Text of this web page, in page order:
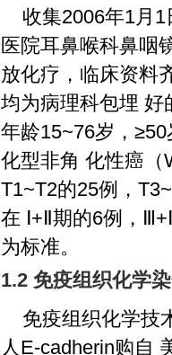
收集2006年1月
医院耳鼻喉科鼻咽
放化疗，临床资料
均为病理科包埋 好
年龄15~76岁，
化型非角 化性癌（
T1~T2的25例，
在 Ⅰ+Ⅱ期的6例，
为标准。
1.2 免疫组织化学
免疫组织化学技
人E-cadherin购自